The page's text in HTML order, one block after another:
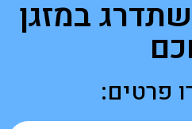
במזגן
פרטים: